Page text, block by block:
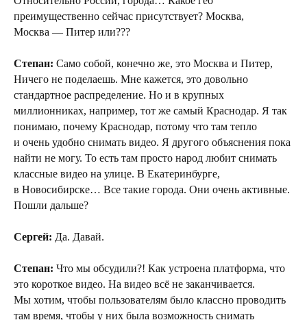
преимущественно сейчас присутствует? Москва,
Москва — Питер или???
Степан: Само собой, конечно же, это Москва и Питер,
Ничего не поделаешь. Мне кажется, это довольно
стандартное распределение. Но и в крупных
миллионниках, например, тот же самый Краснодар. Я так
понимаю, почему Краснодар, потому что там тепло
и очень удобно снимать видео. Я другого объяснения пока
найти не могу. То есть там просто народ любит снимать
классные видео на улице. В Екатеринбурге,
в Новосибирске… Все такие города. Они очень активные.
Пошли дальше?
Сергей: Да. Давай.
Степан: Что мы обсудили?! Как устроена платформа, что
это короткое видео. На видео всё не заканчивается.
Мы хотим, чтобы пользователям было классно проводить
там время, чтобы у них была возможность снимать